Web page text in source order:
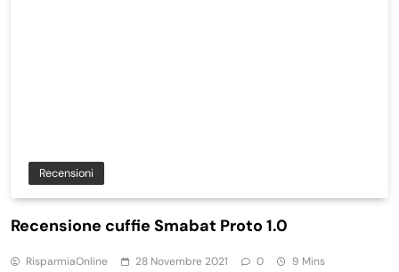
Recensioni
Recensione cuffie Smabat Proto 1.0
RisparmiaOnline 28 Novembre 2021 0 9 Mins